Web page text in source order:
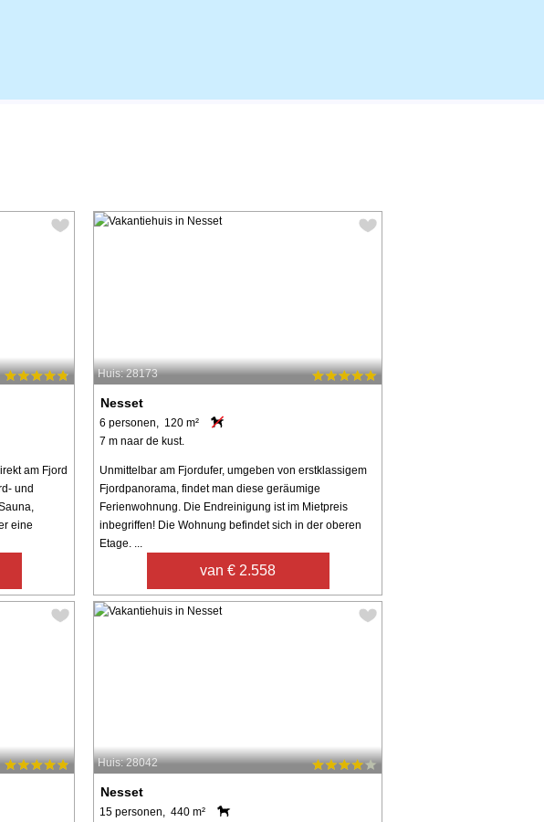
am Fjord
und
eine
Huis: 28173
Nesset
6 personen, 120 m²
7 m naar de kust.
Unmittelbar am Fjordufer, umgeben von erstklassigem
Fjordpanorama, findet man diese geräumige
Ferienwohnung. Die Endreinigung ist im Mietpreis
inbegriffen! Die Wohnung befindet sich in der oberen
Etage. ...
van € 2.558
Huis: 28042
Nesset
15 personen, 440 m²